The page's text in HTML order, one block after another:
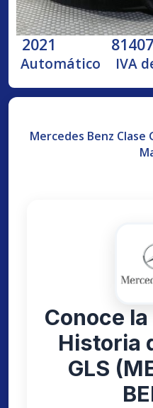
2021
Automático IVA
Mercedes Benz Clase
Conoce
Historia
GLS